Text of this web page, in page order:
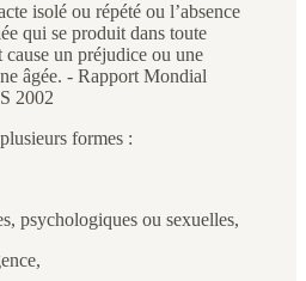
isolé ou répété ou l’absence
qui se produit dans toute
un préjudice ou une
âgée. - Rapport Mondial
2002
formes :
psychologiques ou sexuelles,